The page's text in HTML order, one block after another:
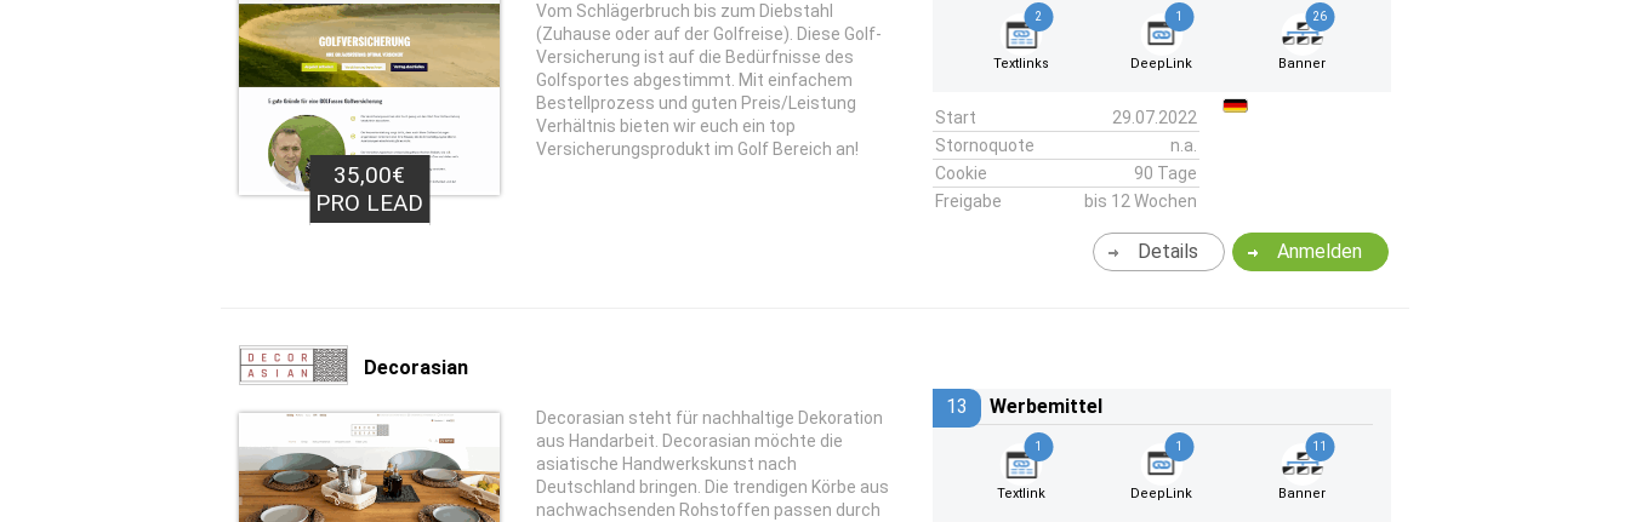
35,00€
PRO LEAD
Vom Schlägerbruch bis zum Diebstahl
(Zuhause oder auf der Golfreise). Diese Golf-
Versicherung ist auf die Bedürfnisse des
Golfsportes abgestimmt. Mit einfachem
Bestellprozess und guten Preis/Leistung
Verhältnis bieten wir euch ein top
Versicherungsprodukt im Golf Bereich an!
2
Textlinks
1
DeepLink
26
Banner
Start
29.07.2022
Stornoquote
n.a.
Cookie
90 Tage
Freigabe
bis 12 Wochen
Anmelden
Details
Decorasian
Decorasian steht für nachhaltige Dekoration
aus Handarbeit. Decorasian möchte die
asiatische Handwerkskunst nach
Deutschland bringen. Die trendigen Körbe aus
nachwachsenden Rohstoffen passen durch
13 Werbemittel
1
Textlink
1
DeepLink
11
Banner